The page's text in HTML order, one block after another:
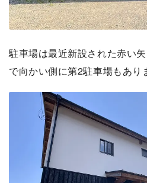
駐車場は最近新設された赤い
で向かい側に第2駐車場もあり